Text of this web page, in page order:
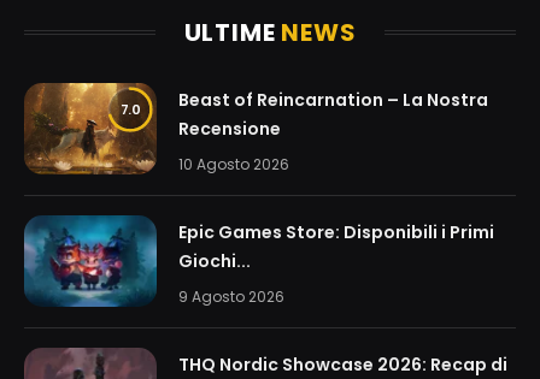
ULTIME NEWS
7.0
Beast of Reincarnation – La Nostra
Recensione
10 Agosto 2026
Epic Games Store: Disponibili i Primi
Giochi...
9 Agosto 2026
THQ Nordic Showcase 2026: Recap di